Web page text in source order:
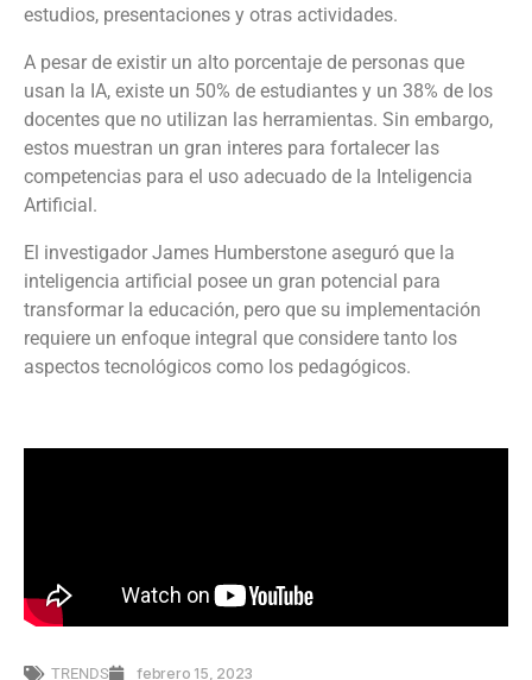
estudios, presentaciones y otras actividades.
A pesar de existir un alto porcentaje de personas que
usan la IA, existe un 50% de estudiantes y un 38% de los
docentes que no utilizan las herramientas. Sin embargo,
estos muestran un gran interes para fortalecer las
competencias para el uso adecuado de la Inteligencia
Artificial.
El investigador James Humberstone aseguró que la
inteligencia artificial posee un gran potencial para
transformar la educación, pero que su implementación
requiere un enfoque integral que considere tanto los
aspectos tecnológicos como los pedagógicos.
TRENDS febrero 15, 2023